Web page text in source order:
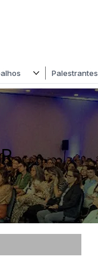
Palestrantes